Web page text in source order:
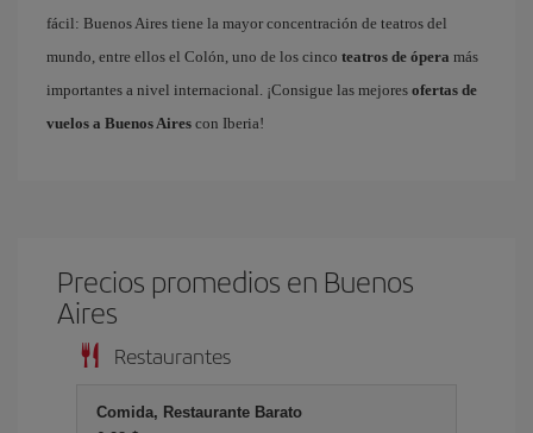
fácil: Buenos Aires tiene la mayor concentración de teatros del
mundo, entre ellos el Colón, uno de los cinco teatros de ópera más
importantes a nivel internacional. ¡Consigue las mejores ofertas de
vuelos a Buenos Aires con Iberia!
Precios promedios en Buenos
Aires
Restaurantes
Comida, Restaurante Barato